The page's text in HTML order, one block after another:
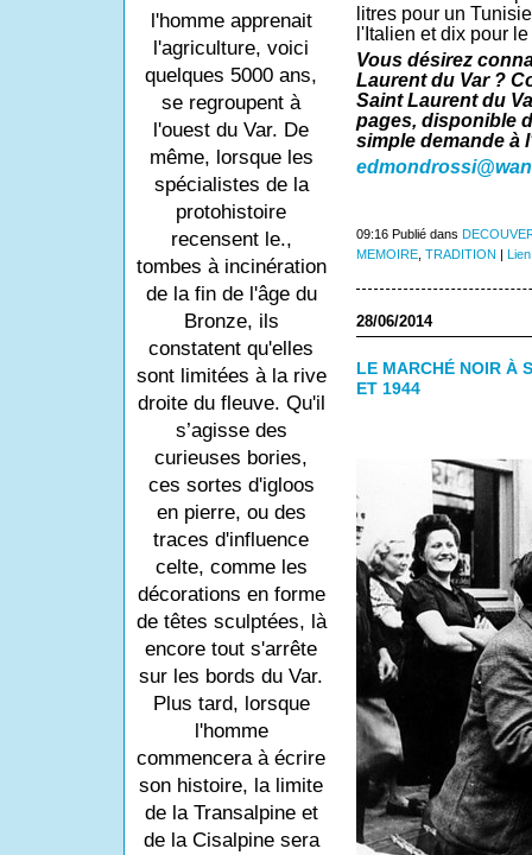
l'homme apprenait
l'agriculture, voici
quelques 5000 ans,
se regroupent à
l'ouest du Var. De
même, lorsque les
spécialistes de la
protohistoire
recensent le.,
tombes à incinération
de la fin de l'âge du
Bronze, ils
constatent qu'elles
sont limitées à la rive
droite du fleuve. Qu'il
s’agisse des
curieuses bories,
ces sortes d'igloos
en pierre, ou des
traces d'influence
celte, comme les
décorations en forme
de têtes sculptées, là
encore tout s'arrête
sur les bords du Var.
Plus tard, lorsque
l'homme
commencera à écrire
son histoire, la limite
de la Transalpine et
de la Cisalpine sera
litres pour un
l'Italien et dix pour
Vous désirez
Laurent du Var ?
Saint Laurent du
pages, disponible
simple demande à
09:16 Publié dans
MEMOIRE, TRADITION |
28/06/2014
LE MARCHÉ NOIR À
ET 1944